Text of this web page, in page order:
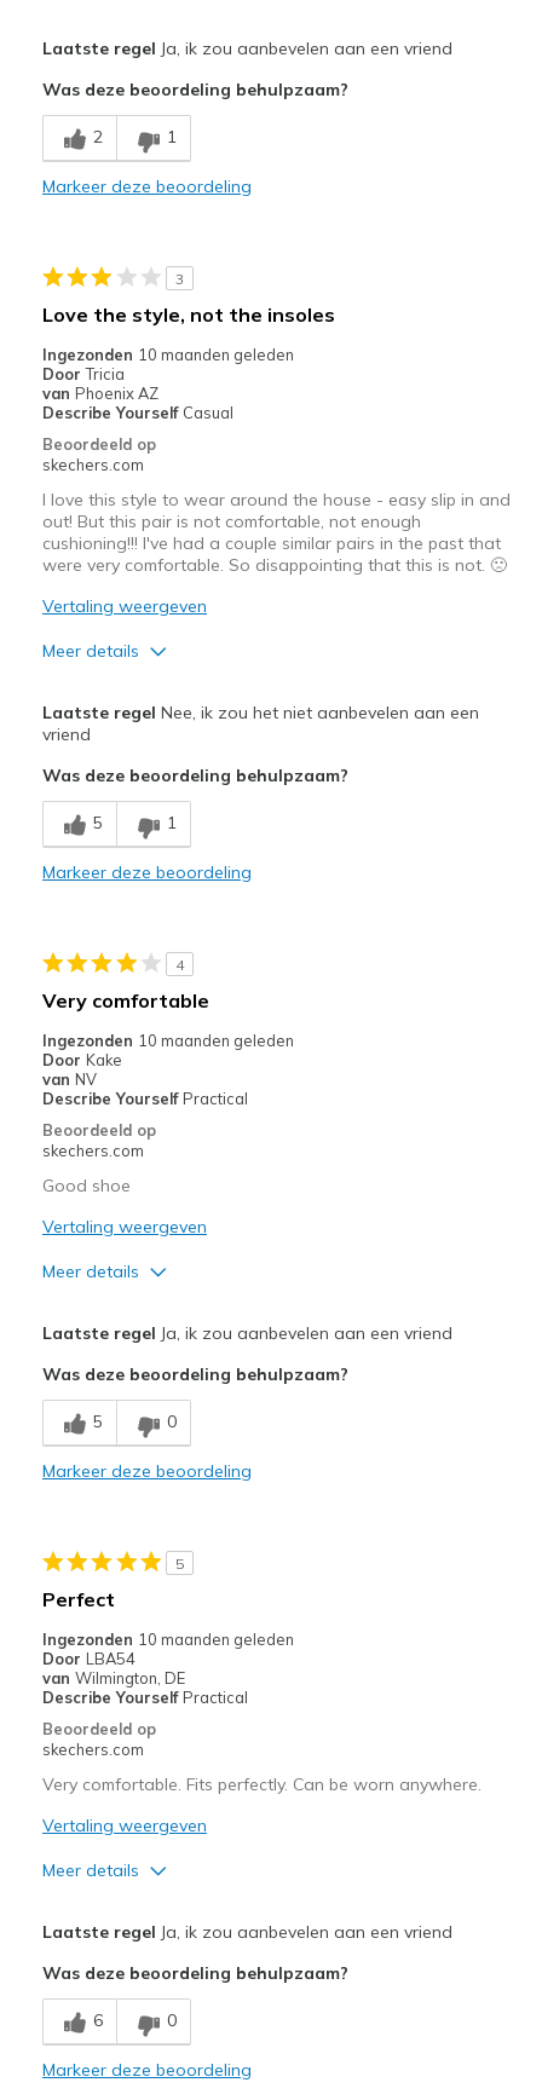
Breathe Well
Comfortable
Beste toepassingen
Going Out
Travel
Sizing
Feels true to size
View On Shoes
Shoes are for Wearing
Laatste regel Ja, ik zou aanbevelen aan een vriend
Was deze beoordeling behulpzaam?
2 1
Markeer deze beoordeling
3
Love the style, not the insoles
Ingezonden 10 maanden geleden
Door Tricia
van Phoenix AZ
Describe Yourself Casual
Beoordeeld op
skechers.com
I love this style to wear around the house - easy slip in and
out! But this pair is not comfortable, not enough
cushioning!!! I've had a couple similar pairs in the past that
were very comfortable. So disappointing that this is not. 🙁
Vertaling weergeven
Meer details
Attractive Design
Stylish
Minpunten
Poor Cushioning
Casual Wear
Laatste regel Nee, ik zou het niet aanbevelen aan een
vriend
Was deze beoordeling behulpzaam?
5 1
Markeer deze beoordeling
4
Very comfortable
Ingezonden 10 maanden geleden
Door Kake
van NV
Describe Yourself Practical
Beoordeeld op
skechers.com
Good shoe
Vertaling weergeven
Meer details
Durable
Beste toepassingen
Casual Wear
Sizing
Feels true to size
View On Shoes
Laatste regel Ja, ik zou aanbevelen aan een vriend
Was deze beoordeling behulpzaam?
5 0
Markeer deze beoordeling
5
Perfect
Ingezonden 10 maanden geleden
Door LBA54
van Wilmington, DE
Describe Yourself Practical
Beoordeeld op
skechers.com
Very comfortable. Fits perfectly. Can be worn anywhere.
Vertaling weergeven
Meer details
Stylish
Beste toepassingen
Casual Wear
Laatste regel Ja, ik zou aanbevelen aan een vriend
Was deze beoordeling behulpzaam?
6 0
Markeer deze beoordeling